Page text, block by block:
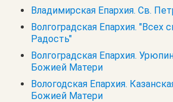
Владимирская Епархия. Св.
Волгоградская Епархия. "Всех
Радость"
Волгоградская Епархия.
Божией Матери
Вологодская Епархия.
Божией Матери